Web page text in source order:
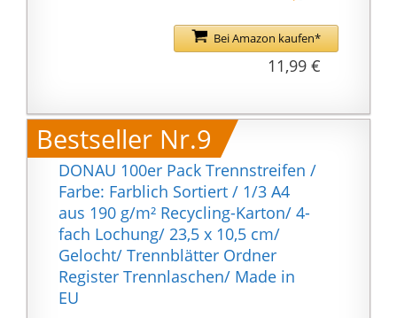
(Druckereinstellungen
beachten)
★ IDEALES FORMAT ★ –
Lasche (quer), perfektes
Maß zur Ordnung von
Dokumenten mit
individueller Heft-
Streifen-Beschriftung
für Ordner bis DIN-A4
Format
★ PERFEKTE ÜBERSICHT
★ – effektives System
Bei Amazon kaufen*
11,99 €
Bestseller Nr.9
DONAU 100er Pack Trennstreifen /
Farbe: Farblich Sortiert / 1/3 A4
aus 190 g/m² Recycling-Karton/ 4-
fach Lochung/ 23,5 x 10,5 cm/
Gelocht/ Trennblätter Ordner
Register Trennlaschen/ Made in
EU